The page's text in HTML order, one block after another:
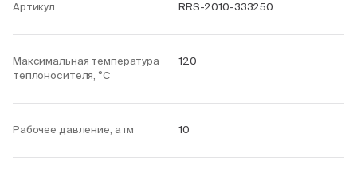
Артикул RRS-2010-333250
Максимальная температура
теплоносителя, °С
120
Рабочее давление, атм 10